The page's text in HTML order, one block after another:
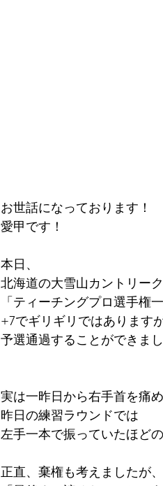
お世話になっております！
愛甲です！
本日、
北海道の大雪山カントリー
「ティーチングプロ選手権
+7でギリギリではあります
予選通過することができま
実は一昨日から右手首を痛め
昨日の練習ラウンドでは
左手一本で振っていたほどの
正直、棄権も考えましたが、